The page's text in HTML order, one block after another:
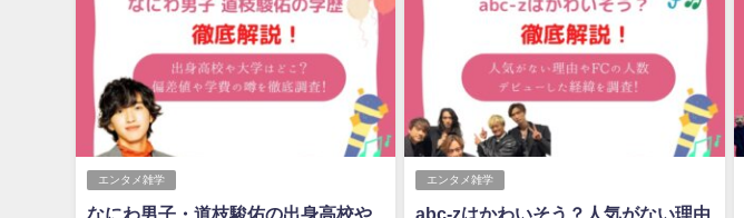
エンタメ雑学
なにわ男子・道枝駿佑の出身高校や
エンタメ雑学
abc-zはかわいそう？人気がない理由